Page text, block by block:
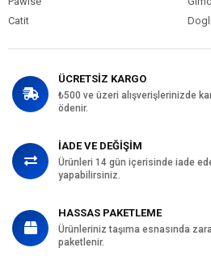
Catit
ÜCRETSİZ KARGO
₺500 ve üzeri alışverişlerinizde
ödenir.
İADE VE DEĞİŞİM
Ürünleri 14 gün içerisinde iade
yapabilirsiniz.
HASSAS PAKETLEME
Ürünleriniz taşıma esnasında
paketlenir.